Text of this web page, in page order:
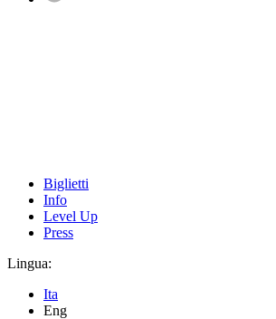
Biglietti
Info
Level Up
Press
Lingua:
Ita
Eng